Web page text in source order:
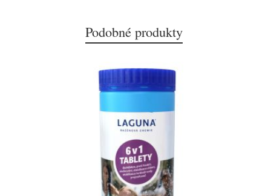
Podobné produkty